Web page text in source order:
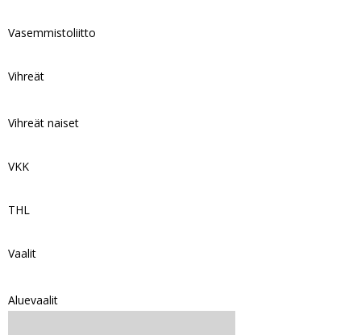
Vasemmistoliitto
Vihreät
Vihreät naiset
VKK
THL
Vaalit
Aluevaalit